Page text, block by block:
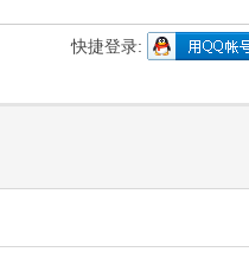
快捷登录: